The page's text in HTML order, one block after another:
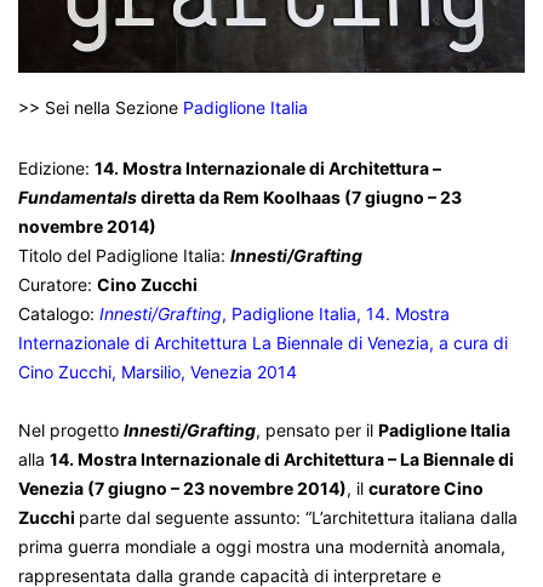
>> Sei nella Sezione Padiglione Italia
Edizione: 14. Mostra Internazionale di Architettura –
Fundamentalsdiretta da Rem Koolhaas (7 giugno – 23
novembre 2014)
Titolo del Padiglione Italia: Innesti/Grafting
Curatore: Cino Zucchi
Catalogo: Innesti/Grafting, Padiglione Italia, 14. Mostra
Internazionale di Architettura La Biennale di Venezia, a cura di
Cino Zucchi, Marsilio, Venezia 2014
Nel progetto Innesti/Grafting, pensato per il Padiglione Italia
alla 14. Mostra Internazionale di Architettura – La Biennale di
Venezia (7 giugno – 23 novembre 2014), il curatore Cino
Zucchi parte dal seguente assunto: “L’architettura italiana dalla
prima guerra mondiale a oggi mostra una modernità anomala,
rappresentata dalla grande capacità di interpretare e